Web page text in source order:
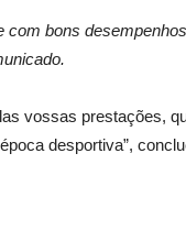
bons
vossas prestações,
desportiva”,